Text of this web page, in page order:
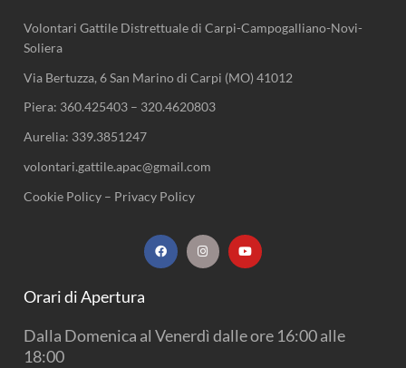
Volontari Gattile Distrettuale di Carpi-Campogalliano-Novi-
Soliera
Via Bertuzza, 6 San Marino di Carpi (MO) 41012
Piera: 360.425403 – 320.4620803
Aurelia: 339.3851247
volontari.gattile.apac@gmail.com
Cookie Policy – Privacy Policy
F
a
I
n
m
Y
o
Orari di Apertura
Dalla Domenica al Venerdì dalle ore 16:00 alle
18:00